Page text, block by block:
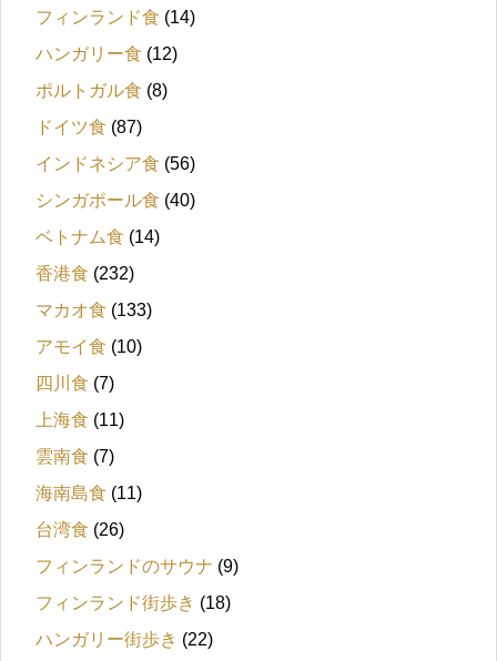
フィンランド食 (14)
ハンガリー食 (12)
ポルトガル食 (8)
ドイツ食 (87)
インドネシア食 (56)
シンガポール食 (40)
ベトナム食 (14)
香港食 (232)
マカオ食 (133)
アモイ食 (10)
四川食 (7)
上海食 (11)
雲南食 (7)
海南島食 (11)
台湾食 (26)
フィンランドのサウナ (9)
フィンランド街歩き (18)
ハンガリー街歩き (22)